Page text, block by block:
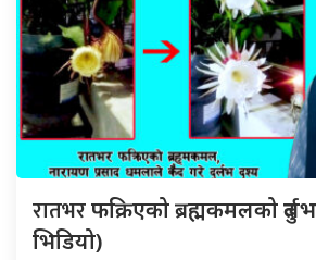
रातभरफक्रिएको ब्रह्मकमलको
भिडियो)